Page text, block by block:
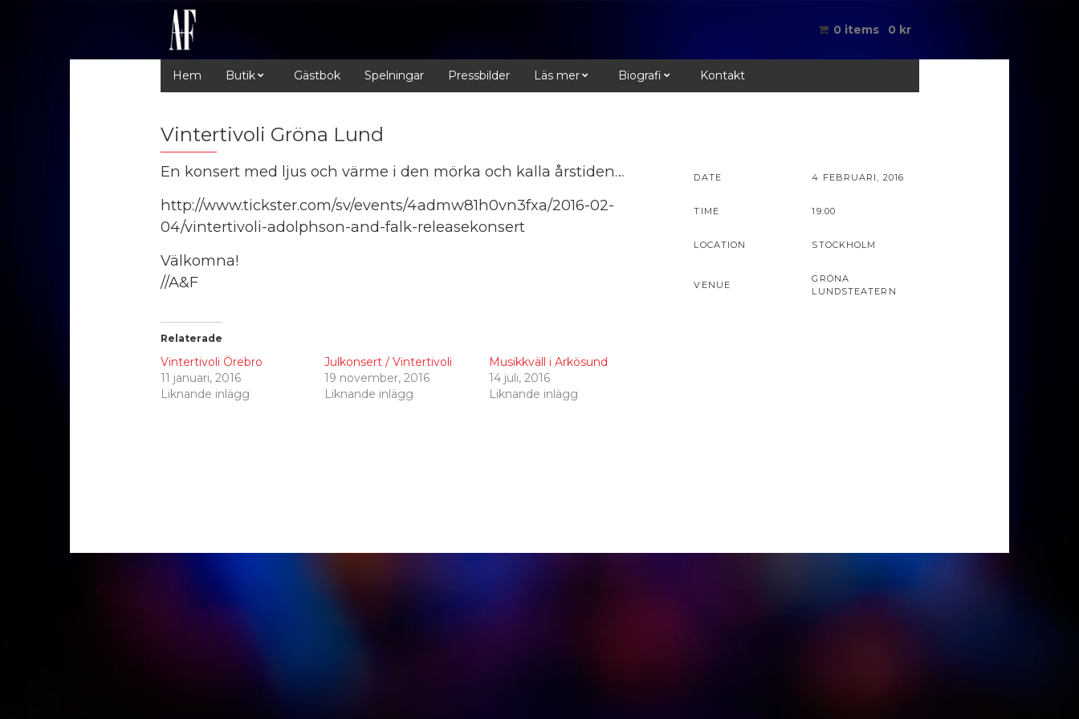
0 items 0 kr
Hem Butik Gästbok Spelningar Pressbilder Läs mer Biografi Kontakt
Vintertivoli Gröna Lund
DATE 4 FEBRUARI, 2016
TIME 19:00
LOCATION STOCKHOLM
VENUE
GRÖNA
LUNDSTEATERN
En konsert med ljus och värme i den mörka och kalla årstiden…
http://www.tickster.com/sv/events/4admw81h0vn3fxa/2016-02-
04/vintertivoli-adolphson-and-falk-releasekonsert
Välkomna!
//A&F
Relaterade
Vintertivoli Örebro
11 januari, 2016
Liknande inlägg
Julkonsert / Vintertivoli
19 november, 2016
Liknande inlägg
Musikkväll i Arkösund
14 juli, 2016
Liknande inlägg